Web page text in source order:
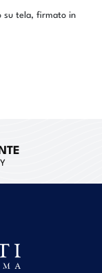
su tela, firmato in